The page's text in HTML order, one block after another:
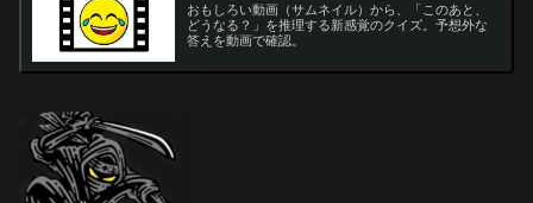
おもしろい動画（サムネイル）から、「このあと、
どうなる？」を推理する新感覚のクイズ。予想外な
答えを動画で確認。